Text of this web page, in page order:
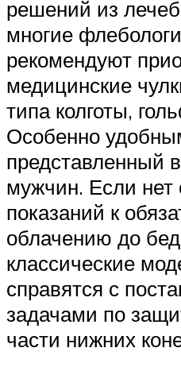
решений из
многие
рекомендуют
медицинские
типа колготы,
Особенно
представленный
мужчин. Если нет
показаний к
облачению до
классические
справятся с
задачами по
части нижних